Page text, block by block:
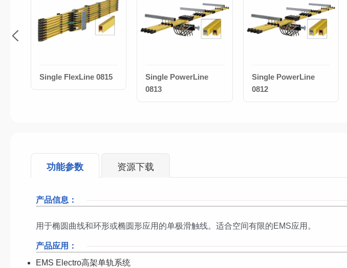
Single FlexLine 0815
Single PowerLine
0813
Single PowerLine
0812
功能参数 资源下载
产品信息：
用于椭圆曲线和环形或椭圆形应用的单极滑触线。适合空间有限的EMS应用。
产品应用：
EMS Electro高架单轨系统